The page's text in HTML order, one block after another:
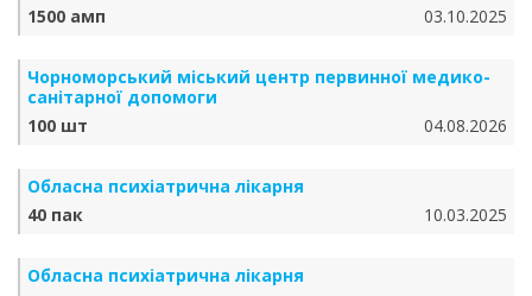
1500 амп
03.10.2025
Чорноморський міський центр первинної медико-
санітарної допомоги
100 шт
04.08.2026
Обласна психіатрична лікарня
40 пак
10.03.2025
Обласна психіатрична лікарня